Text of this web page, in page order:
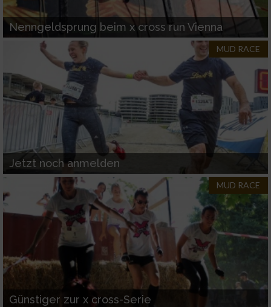
Nenngeldsprung beim x cross run Vienna
MUD RACE
Jetzt noch anmelden
MUD RACE
Günstiger zur x cross-Serie